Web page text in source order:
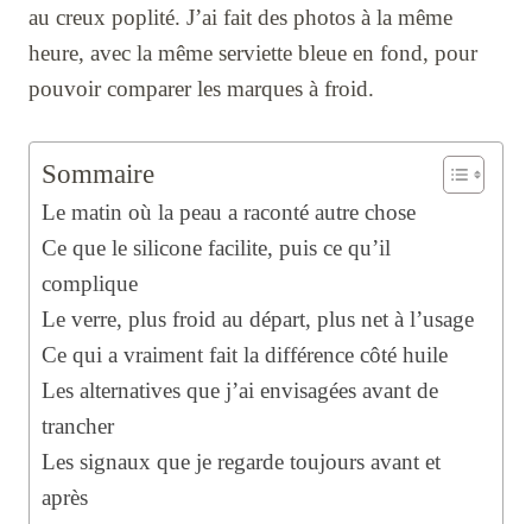
au creux poplité. J’ai fait des photos à la même
heure, avec la même serviette bleue en fond, pour
pouvoir comparer les marques à froid.
Sommaire
Le matin où la peau a raconté autre chose
Ce que le silicone facilite, puis ce qu’il
complique
Le verre, plus froid au départ, plus net à l’usage
Ce qui a vraiment fait la différence côté huile
Les alternatives que j’ai envisagées avant de
trancher
Les signaux que je regarde toujours avant et
après